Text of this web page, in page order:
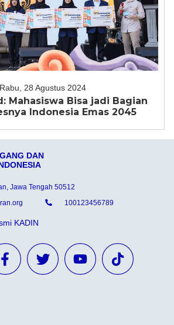
Rabu, 28 Agustus 2024
Mahasiswa Bisa jadi Bagian
Indonesia Emas 2045
DAN
Jawa Tengah 50512
100123456789
KADIN